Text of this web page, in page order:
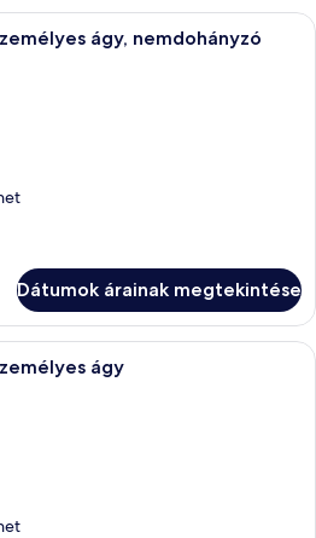
Egy szállodai szoba, amelyben
ágy, nemdohányzó
Dátumok árainak megtekintése
Egy szállodai szoba, melyben van
ágy